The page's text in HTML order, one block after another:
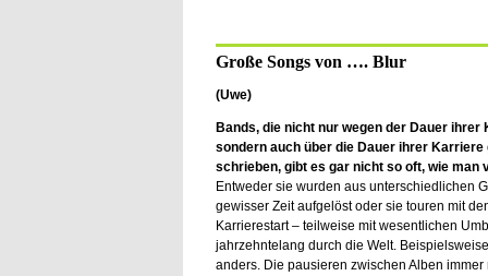
Große Songs von …. Blur
(Uwe)
Bands, die nicht nur wegen der Dauer ihrer
sondern auch über die Dauer ihrer Karriere
schrieben, gibt es gar nicht so oft, wie man
Entweder sie wurden aus unterschiedlichen
gewisser Zeit aufgelöst oder sie touren mit
Karrierestart – teilweise mit wesentlichen
jahrzehntelang durch die Welt.
anders. Die pausieren zwischen Alben immer